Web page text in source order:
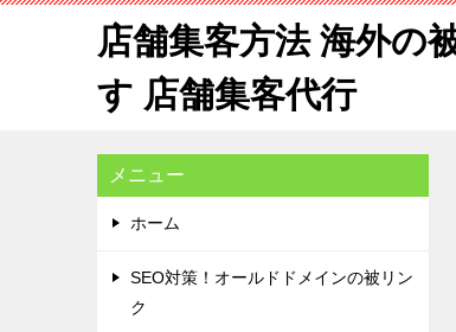
店舗集客方法 海外の
す 店舗集客代行
メニュー
ホーム
SEO対策！オールドドメインの被リン
ク